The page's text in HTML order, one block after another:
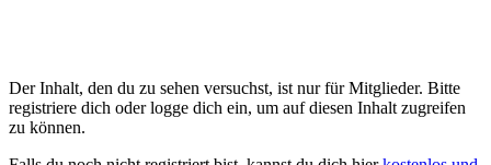
Der Inhalt, den du zu sehen versuchst, ist nur für Mitglieder. Bitte
registriere dich oder logge dich ein, um auf diesen Inhalt zugreifen
zu können.